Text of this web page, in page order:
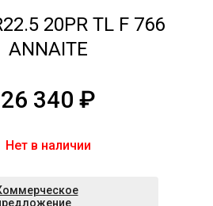
20PR TL F 766
ANNAITE
26 340 ₽
Нет в наличии